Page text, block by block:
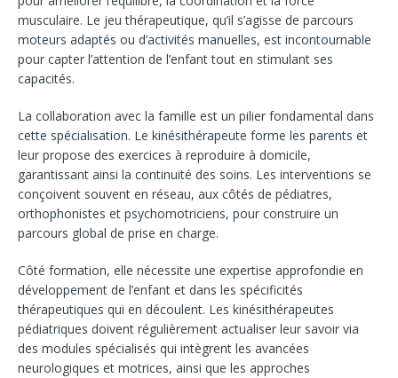
musculaire. Le jeu thérapeutique, qu’il s’agisse de parcours
moteurs adaptés ou d’activités manuelles, est incontournable
pour capter l’attention de l’enfant tout en stimulant ses
capacités.
La collaboration avec la famille est un pilier fondamental dans
cette spécialisation. Le kinésithérapeute forme les parents et
leur propose des exercices à reproduire à domicile,
garantissant ainsi la continuité des soins. Les interventions se
conçoivent souvent en réseau, aux côtés de pédiatres,
orthophonistes et psychomotriciens, pour construire un
parcours global de prise en charge.
Côté formation, elle nécessite une expertise approfondie en
développement de l’enfant et dans les spécificités
thérapeutiques qui en découlent. Les kinésithérapeutes
pédiatriques doivent régulièrement actualiser leur savoir via
des modules spécialisés qui intègrent les avancées
neurologiques et motrices, ainsi que les approches